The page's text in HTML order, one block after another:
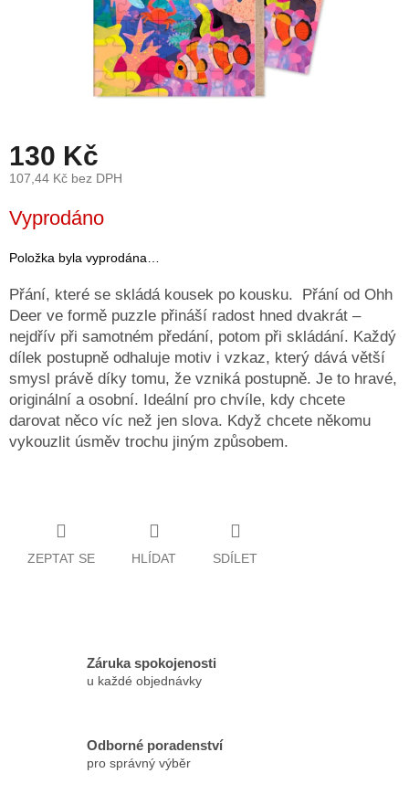
Novinky
Přihlášení
130 Kč
107,44 Kč bez DPH
cena:
Vyprodáno
Položka byla vyprodána…
Přání, které se skládá kousek po kousku. Přání od Ohh
Deer ve formě puzzle přináší radost hned dvakrát –
nejdřív při samotném předání, potom při skládání. Každý
dílek postupně odhaluje motiv i vzkaz, který dává větší
smysl právě díky tomu, že vzniká postupně. Je to hravé,
originální a osobní. Ideální pro chvíle, kdy chcete
darovat něco víc než jen slova. Když chcete někomu
vykouzlit úsměv trochu jiným způsobem.
ZEPTAT SE HLÍDAT SDÍLET
Záruka spokojenosti
u každé objednávky
Odborné poradenství
pro správný výběr